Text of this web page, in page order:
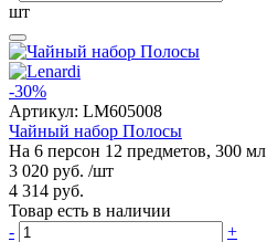
шт
-30%
Артикул: LM605008
Чайный набор Полосы
На 6 персон 12 предметов, 300 мл
3 020 руб. /шт
4 314 руб.
Товар есть в наличии
-
+